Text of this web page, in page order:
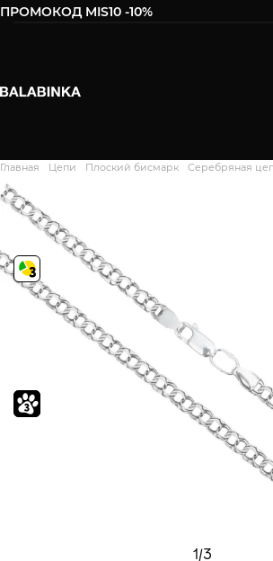
ПРОМОКОД MIS10 -10%
Главная Цепи Плоский бисмарк Серебряная
1/3
Дякуємо. Ваш відгук
отправлено СМС о его наличии в